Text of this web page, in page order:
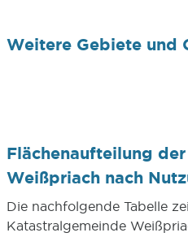
Weitere Gebiete und
Flächenaufteilung
Weißpriach nach
Die nachfolgende Tabelle
Katastralgemeinde